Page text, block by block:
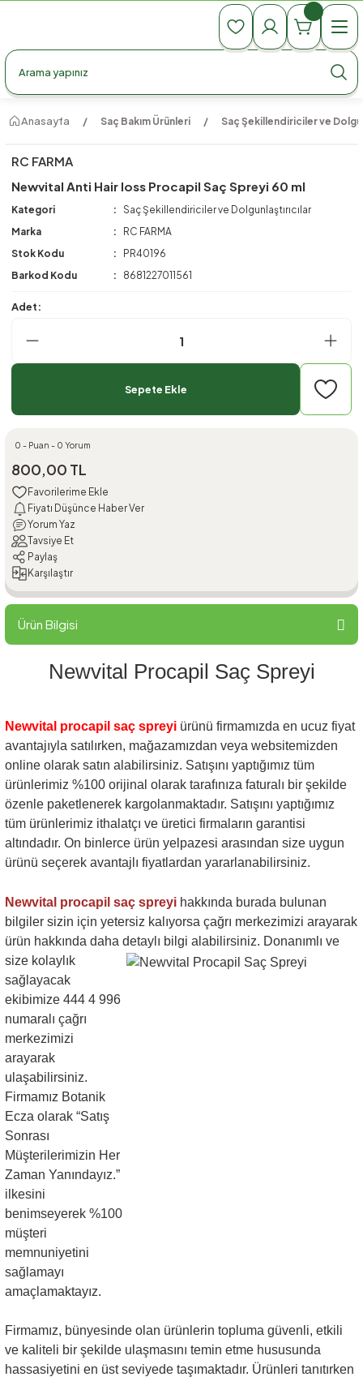
990 TL Üzeri Ücretsiz Kargo
990 TL Üzeri Ücretsiz Kargo
Anasayfa Saç Bakım Ürünleri Saç Şekillendiriciler ve
RC FARMA
Newvital Anti Hair loss Procapil Saç Spreyi 60 ml
Kategori
Saç Şekillendiriciler ve Dolgunlaştırıcılar
Marka
RC FARMA
Stok Kodu
PR40196
Barkod Kodu
8681227011561
Adet:
Sepete Ekle
0 - Puan - 0 Yorum
800,00 TL
Fiyatı Düşünce Haber Ver
Yorum Yaz
Tavsiye Et
Paylaş
Karşılaştır
Ürün Bilgisi
Newvital Procapil Saç Spreyi
Newvital procapil saç spreyi ürünü firmamızda en ucuz fiyat
avantajıyla satılırken, mağazamızdan veya websitemizden
online olarak satın alabilirsiniz. Satışını yaptığımız tüm
ürünlerimiz %100 orijinal olarak tarafınıza faturalı bir şekilde
özenle paketlenerek kargolanmaktadır. Satışını yaptığımız
tüm ürünlerimiz ithalatçı ve üretici firmaların garantisi
altındadır. On binlerce ürün yelpazesi arasından size uygun
ürünü seçerek avantajlı fiyatlardan yararlanabilirsiniz.
Newvital procapil saç spreyi hakkında burada bulunan
bilgiler sizin için yetersiz kalıyorsa çağrı merkezimizi arayarak
ürün hakkında daha detaylı bilgi alabilirsiniz. Donanımlı ve
size kolaylık
sağlayacak
ekibimize 444 4 996
numaralı çağrı
merkezimizi
arayarak
ulaşabilirsiniz.
Firmamız Botanik
Ecza olarak “Satış
Sonrası
Müşterilerimizin Her
Zaman Yanındayız.”
ilkesini
benimseyerek %100
müşteri
memnuniyetini
sağlamayı
amaçlamaktayız.
Firmamız, bünyesinde olan ürünlerin topluma güvenli, etkili
ve kaliteli bir şekilde ulaşmasını temin etme hususunda
hassasiyetini en üst seviyede taşımaktadır. Ürünleri tanıtırken